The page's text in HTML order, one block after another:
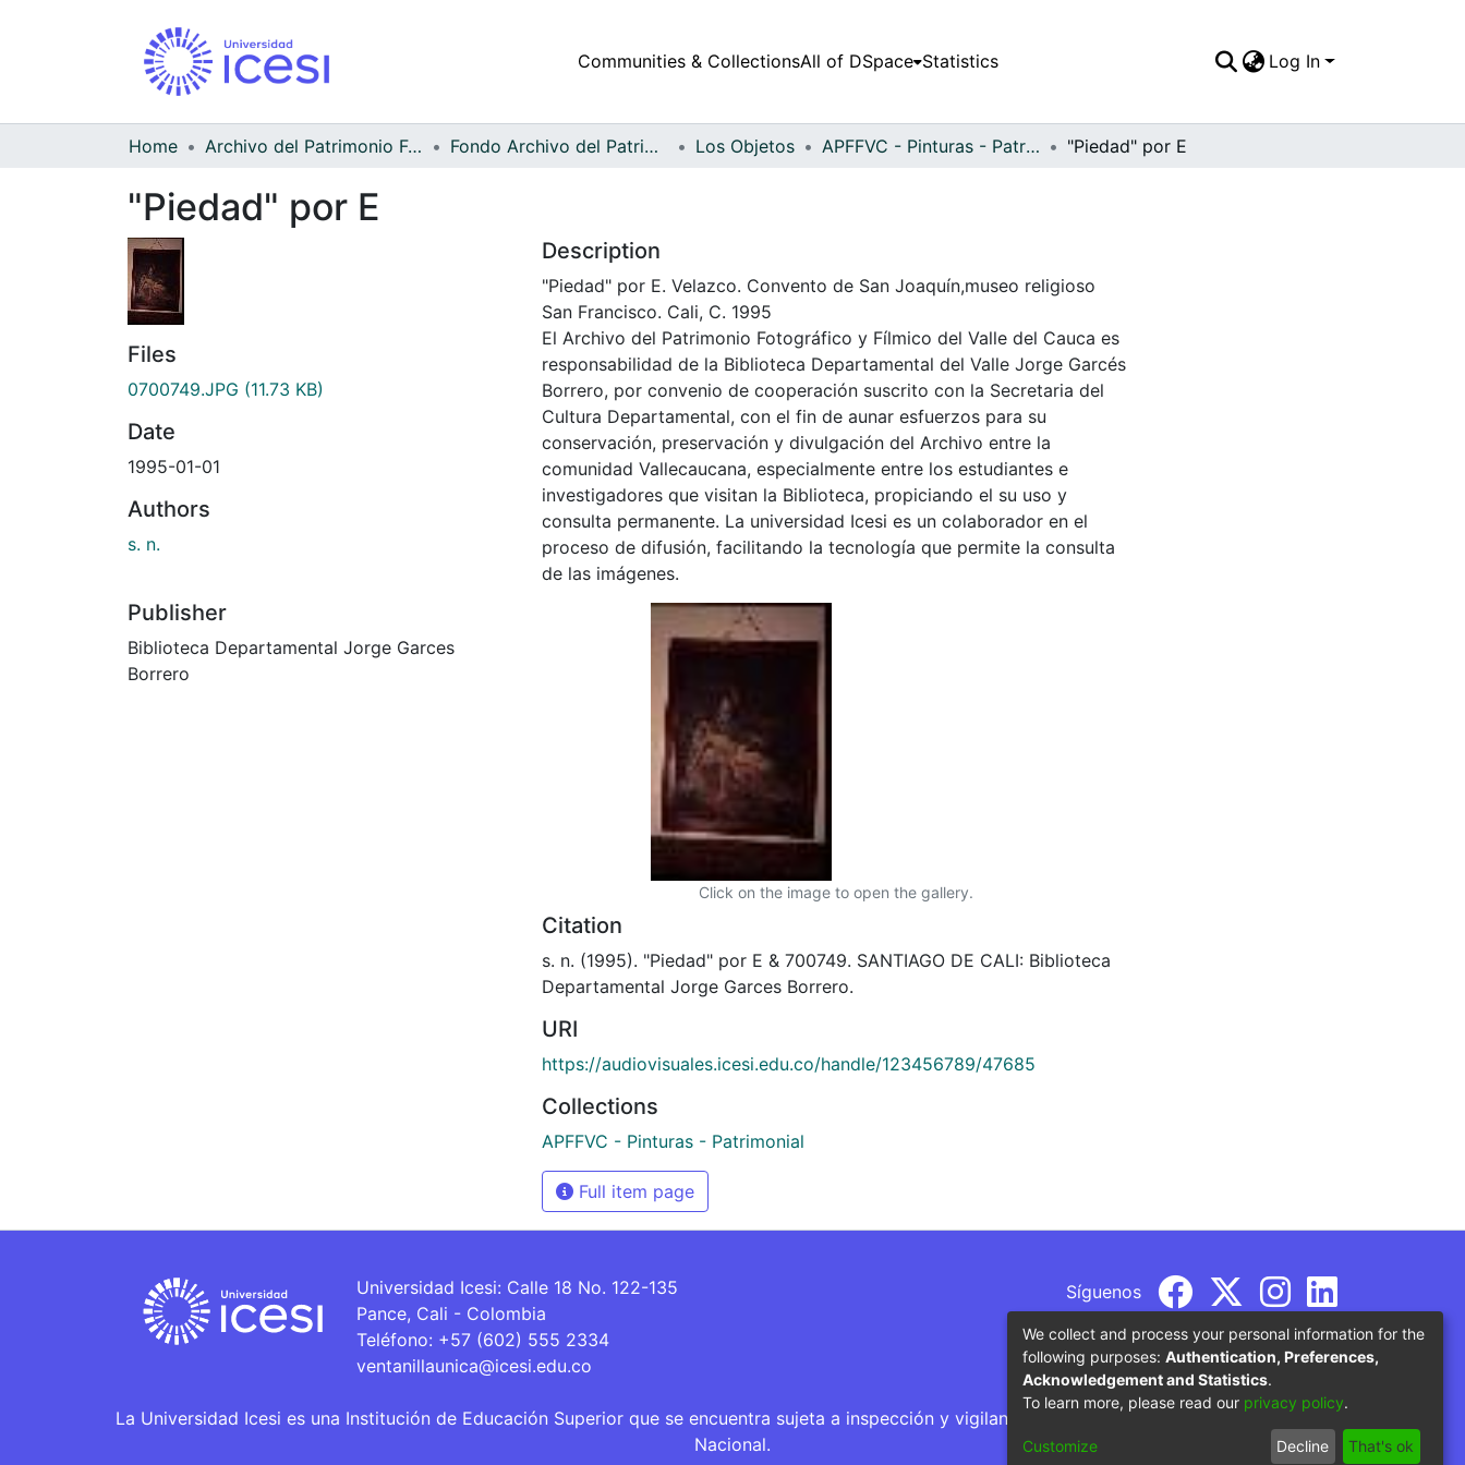
Communities & CollectionsAll of DSpace Statistics Log In
Home Archivo del Patrimonio Fotográfico y Fílmico del Valle del Cauca Fondo Archivo del Patrimonio Fotográfico y Fílmico del Valle del Cauca Los Objetos APFFVC - Pinturas - Patrimonial "Piedad" por E
"Piedad" por E
Files
0700749.JPG (11.73 KB)
Date
1995-01-01
Authors
s. n.
Publisher
Biblioteca Departamental Jorge Garces
Borrero
Description
"Piedad" por E. Velazco. Convento de San Joaquín,museo religioso
San Francisco. Cali, C. 1995
El Archivo del Patrimonio Fotográfico y Fílmico del Valle del Cauca es
responsabilidad de la Biblioteca Departamental del Valle Jorge Garcés
Borrero, por convenio de cooperación suscrito con la Secretaria del
Cultura Departamental, con el fin de aunar esfuerzos para su
conservación, preservación y divulgación del Archivo entre la
comunidad Vallecaucana, especialmente entre los estudiantes e
investigadores que visitan la Biblioteca, propiciando el su uso y
consulta permanente. La universidad Icesi es un colaborador en el
proceso de difusión, facilitando la tecnología que permite la consulta
de las imágenes.
Click on the image to open the gallery.
Citation
s. n. (1995). "Piedad" por E & 700749. SANTIAGO DE CALI: Biblioteca
Departamental Jorge Garces Borrero.
URI
https://audiovisuales.icesi.edu.co/handle/123456789/47685
Collections
APFFVC - Pinturas - Patrimonial
Full item page
Universidad Icesi: Calle 18 No. 122-135
Pance, Cali - Colombia
Teléfono: +57 (602) 555 2334
ventanillaunica@icesi.edu.co
Síguenos
La Universidad Icesi es una Institución de Educación Superior que se encuentra sujeta a inspección y vigilancia por parte del Ministerio de Educación
Nacional.
We collect and process your personal information for the
following purposes: Authentication, Preferences,
Acknowledgement and Statistics.
To learn more, please read our privacy policy.
Customize Decline That's ok